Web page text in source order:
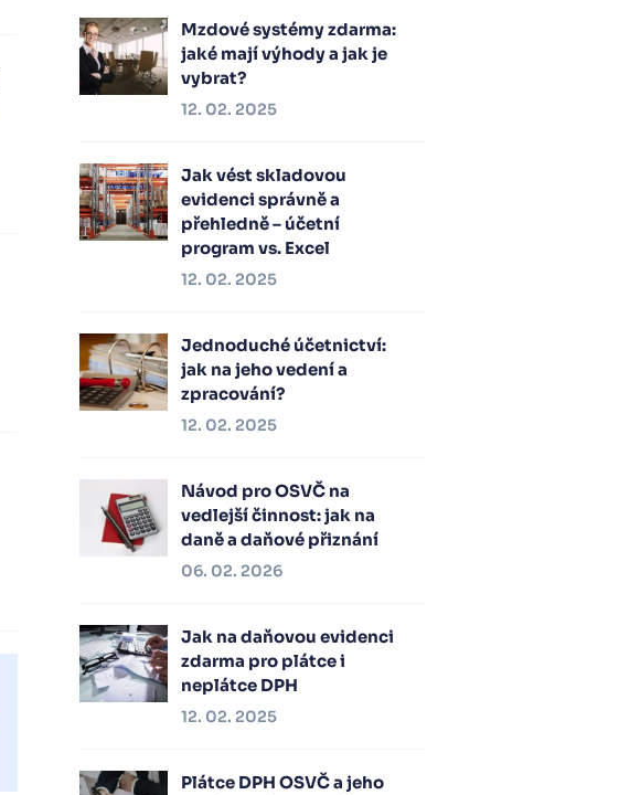
Mzdové systémy zdarma:
jaké mají výhody a jak je
vybrat?
12. 02. 2025
Jak vést skladovou
evidenci správně a
přehledně – účetní
program vs. Excel
12. 02. 2025
Jednoduché účetnictví:
jak na jeho vedení a
zpracování?
12. 02. 2025
Návod pro OSVČ na
vedlejší činnost: jak na
daně a daňové přiznání
06. 02. 2026
Jak na daňovou evidenci
zdarma pro plátce i
neplátce DPH
12. 02. 2025
Plátce DPH OSVČ a jeho